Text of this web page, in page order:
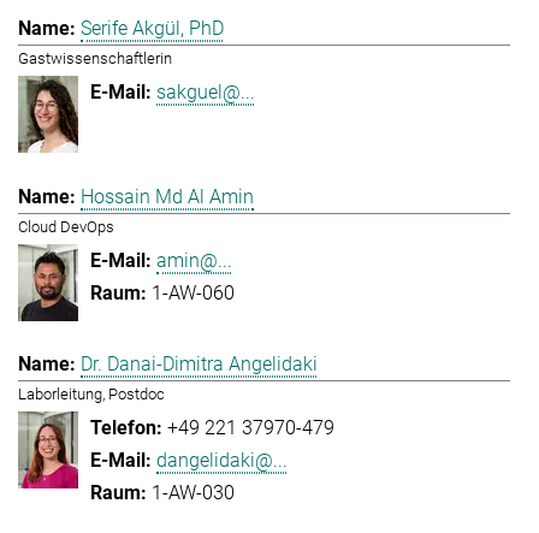
Serife Akgül, PhD
Gastwissenschaftlerin
sakguel@...
Hossain Md Al Amin
Cloud DevOps
amin@...
1-AW-060
Dr. Danai-Dimitra Angelidaki
Laborleitung, Postdoc
+49 221 37970-479
dangelidaki@...
1-AW-030